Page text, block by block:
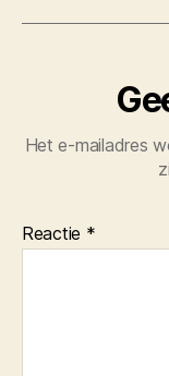
Het e-mailadres
Reactie *